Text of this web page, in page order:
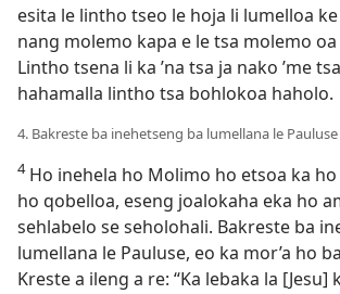
esita le lintho tseo le hoja li lumelloa
nang molemo kapa e le tsa molemo
Lintho tsena li ka ’na tsa ja nako ’me
hahamalla lintho tsa bohlokoa haholo.
4. Bakreste ba inehetseng ba lumellana le
4Ho inehela ho Molimo ho etsoa ka ho
ho qobelloa, eseng joalokaha eka ho
sehlabelo se seholohali. Bakreste ba
lumellana le Pauluse, eo ka mor’a ho
Kreste a ileng a re: “Ka lebaka la [Jesu]